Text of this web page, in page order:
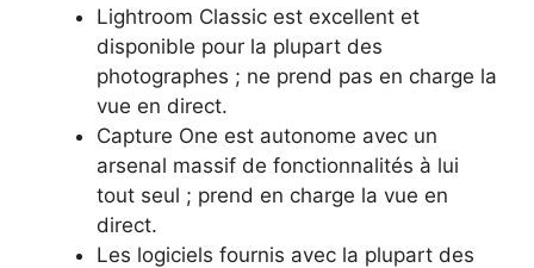
Lightroom Classic est excellent et
disponible pour la plupart des
photographes ; ne prend pas en charge la
vue en direct.
Capture One est autonome avec un
arsenal massif de fonctionnalités à lui
tout seul ; prend en charge la vue en
direct.
Les logiciels fournis avec la plupart des